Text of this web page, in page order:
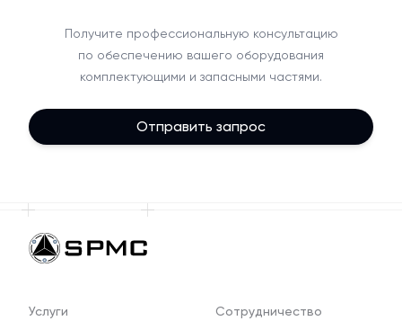
Получите профессиональную консультацию
по обеспечению вашего оборудования
комплектующими и запасными частями.
Отправить запрос
Услуги Сотрудничество